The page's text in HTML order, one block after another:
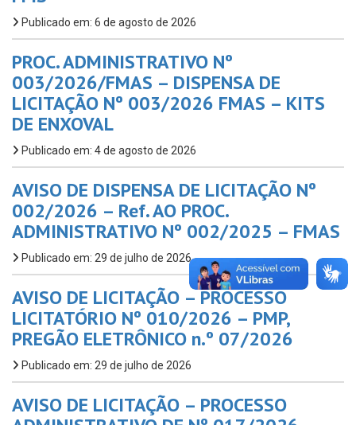
Publicado em: 6 de agosto de 2026
PROC. ADMINISTRATIVO Nº
003/2026/FMAS – DISPENSA DE
LICITAÇÃO Nº 003/2026 FMAS – KITS
DE ENXOVAL
Publicado em: 4 de agosto de 2026
AVISO DE DISPENSA DE LICITAÇÃO Nº
002/2026 – Ref. AO PROC.
ADMINISTRATIVO Nº 002/2025 – FMAS
Publicado em: 29 de julho de 2026
AVISO DE LICITAÇÃO – PROCESSO
LICITATÓRIO Nº 010/2026 – PMP,
PREGÃO ELETRÔNICO n.º 07/2026
Publicado em: 29 de julho de 2026
AVISO DE LICITAÇÃO – PROCESSO